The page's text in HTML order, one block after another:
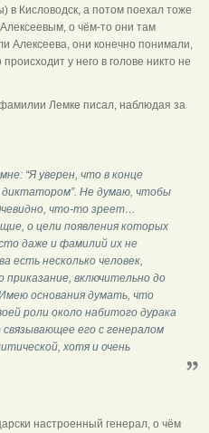
в Кисловодск, а потом поехал тоже
о чём-то они там
Алексеева, они конечно понимали,
у него в голове никто не
Лемке писал, наблюдая за
“Я уверен, что в конце
диктатором”. Не думаю, чтобы
что-то зреет…
о цели появления которых
даже и фамилий их не
есть несколько человек,
включительно до
основания думать, что
роли около набитого дурака
его с генералом
хотя и очень
настроенный генерал, о чём